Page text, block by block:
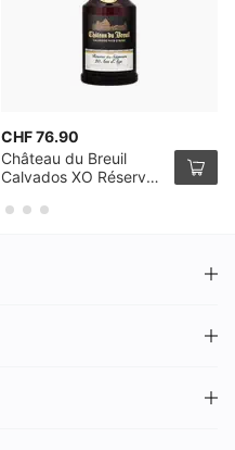
CHF 76.90
Château du Breuil
Calvados XO Réserve